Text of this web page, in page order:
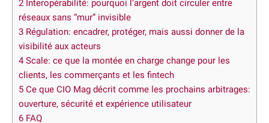
2 Interopérabilité: pourquoi l’argent doit circuler entre
réseaux sans “mur” invisible
3 Régulation: encadrer, protéger, mais aussi donner de la
visibilité aux acteurs
4 Scale: ce que la montée en charge change pour les
clients, les commerçants et les fintech
5 Ce que CIO Mag décrit comme les prochains arbitrages:
ouverture, sécurité et expérience utilisateur
6 FAQ